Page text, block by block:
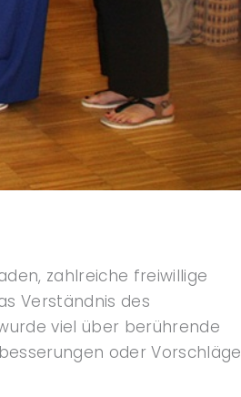
zahlreiche freiwillige
Verständnis des
viel über berührende
oder Vorschläge